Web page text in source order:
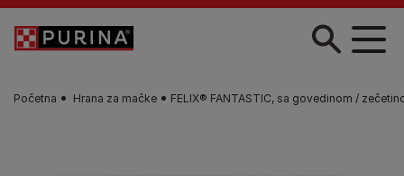
Skip to main content
Početna Hrana za mačke FELIX® FANTASTIC, sa govedinom /